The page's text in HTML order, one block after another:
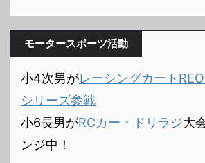
モータースポーツ活動
小4次男がレーシングカート
シリーズ参戦
小6長男がRCカー・ドリラジ大
ンジ中！